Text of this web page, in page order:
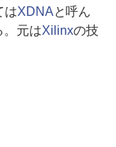
はXDNAと呼ん
。元はXilinxの技